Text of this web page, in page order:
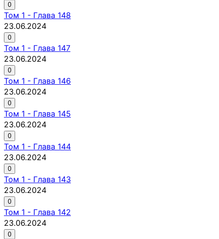
0
Том 1 - Глава 148
23.06.2024
0
Том 1 - Глава 147
23.06.2024
0
Том 1 - Глава 146
23.06.2024
0
Том 1 - Глава 145
23.06.2024
0
Том 1 - Глава 144
23.06.2024
0
Том 1 - Глава 143
23.06.2024
0
Том 1 - Глава 142
23.06.2024
0